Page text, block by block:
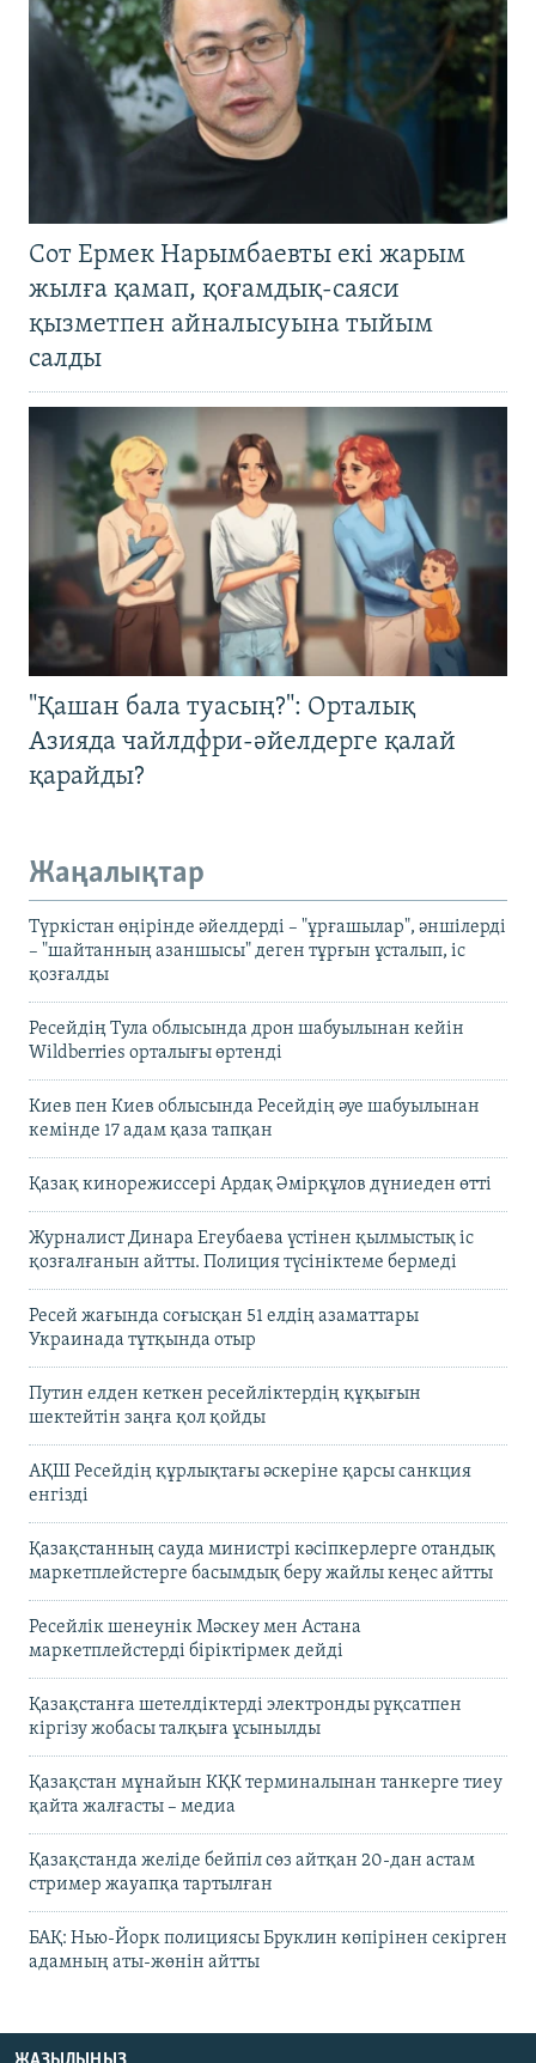
Сот Ермек Нарымбаевты екі жарым
жылға қамап, қоғамдық-саяси
қызметпен айналысуына тыйым
салды
"Қашан бала туасың?": Орталық
Азияда чайлдфри-әйелдерге қалай
қарайды?
Жаңалықтар
Түркістан өңірінде әйелдерді – "ұрғашылар", әншілерді
– "шайтанның азаншысы" деген тұрғын ұсталып, іс
қозғалды
Ресейдің Тула облысында дрон шабуылынан кейін
Wildberries орталығы өртенді
Киев пен Киев облысында Ресейдің әуе шабуылынан
кемінде 17 адам қаза тапқан
Қазақ кинорежиссері Ардақ Әмірқұлов дүниеден өтті
Журналист Динара Егеубаева үстінен қылмыстық іс
қозғалғанын айтты. Полиция түсініктеме бермеді
Ресей жағында соғысқан 51 елдің азаматтары
Украинада тұтқында отыр
Путин елден кеткен ресейліктердің құқығын
шектейтін заңға қол қойды
АҚШ Ресейдің құрлықтағы әскеріне қарсы санкция
енгізді
Қазақстанның сауда министрі кәсіпкерлерге отандық
маркетплейстерге басымдық беру жайлы кеңес айтты
Ресейлік шенеунік Мәскеу мен Астана
маркетплейстерді біріктірмек дейді
Қазақстанға шетелдіктерді электронды рұқсатпен
кіргізу жобасы талқыға ұсынылды
Қазақстан мұнайын КҚК терминалынан танкерге тиеу
қайта жалғасты – медиа
Қазақстанда желіде бейпіл сөз айтқан 20-дан астам
стример жауапқа тартылған
БАҚ: Нью-Йорк полициясы Бруклин көпірінен секірген
адамның аты-жөнін айтты